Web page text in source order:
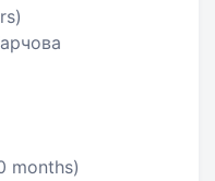
months)